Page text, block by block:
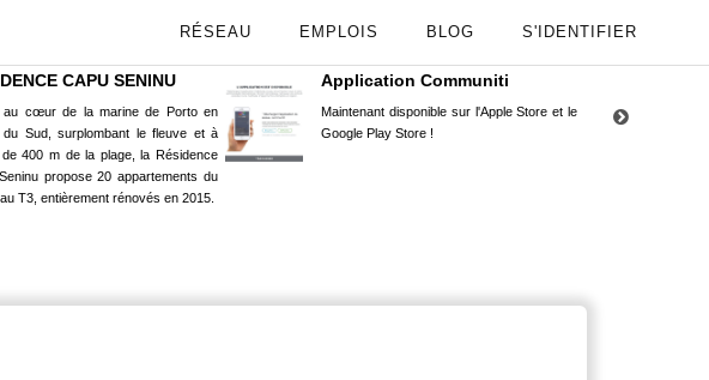
RÉSEAU EMPLOIS BLOG S'IDENTIFIER
CAPU SENINU
au cœur de la marine de Porto en
du Sud, surplombant le fleuve et à
400 m de la plage, la Résidence
propose 20 appartements du
T3, entièrement rénovés en 2015.
Application Communiti
Maintenant disponible sur l'Apple Store et le
Google Play Store !